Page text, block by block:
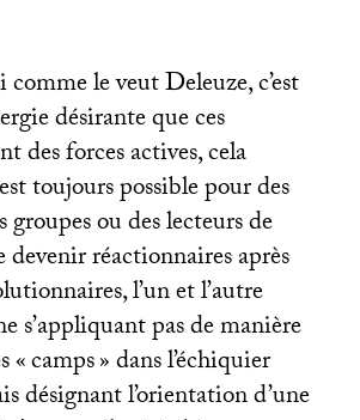
comme le veut Deleuze, c’est
désirante que ces
des forces actives, cela
toujours possible pour des
ou des lecteurs de
réactionnaires après
l’un et l’autre
s’appliquant pas de manière
«camps» dans l’échiquier
désignant l’orientation d’une